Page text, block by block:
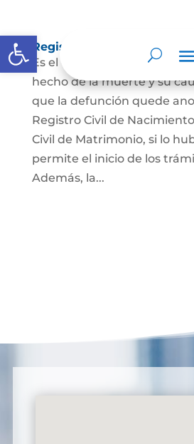
Abrir barra de herramientas
Registro Civil de Defunción
Es el documento público
hecho de la muerte y su
que la defunción quede
Registro Civil de
Civil de Matrimonio, si lo
permite el inicio de los
Además, la...